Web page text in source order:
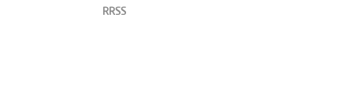
RRSS